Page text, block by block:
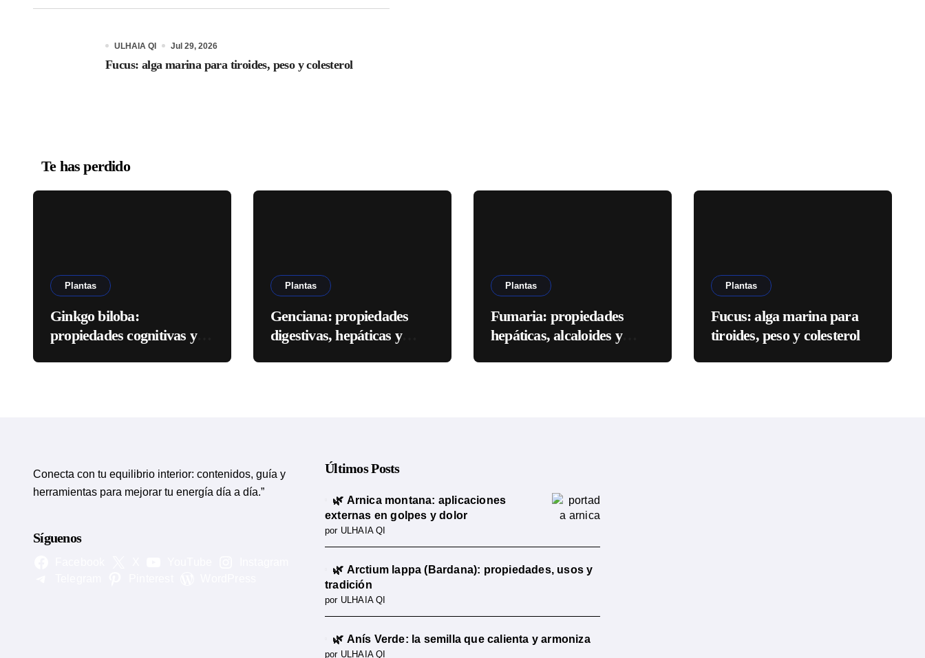
ULHAIA QI Jul 29, 2026
Fucus: alga marina para tiroides, peso y colesterol
Te has perdido
Plantas
Ginkgo biloba:
propiedades cognitivas y
Plantas
Genciana: propiedades
digestivas, hepáticas y
Plantas
Fumaria: propiedades
hepáticas, alcaloides y
Plantas
Fucus: alga marina para
tiroides, peso y colesterol
Conecta con tu equilibrio interior: contenidos, guía y
herramientas para mejorar tu energía día a día.”
Síguenos
Últimos Posts
🌿 Arnica montana: aplicaciones
externas en golpes y dolor
por ULHAIA QI
🌿 Arctium lappa (Bardana): propiedades, usos y
tradición
por ULHAIA QI
🌿 Anís Verde: la semilla que calienta y armoniza
por ULHAIA QI